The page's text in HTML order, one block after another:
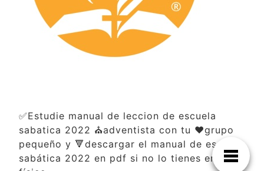
✅Estudie manual de leccion de escuela
sabatica 2022 ⛪adventista con tu ❤️grupo
pequeño y 🔻descargar el manual de escuela
sabática 2022 en pdf si no lo tienes en